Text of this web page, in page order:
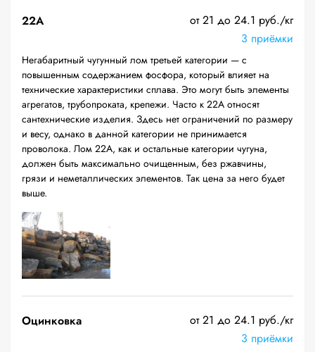
22A
от 21 до 24.1 руб./кг
3 приёмки
Негабаритный чугунный лом третьей категории — с
повышенным содержанием фосфора, который влияет на
технические характеристики сплава. Это могут быть элементы
агрегатов, трубопроката, крепежи. Часто к 22А относят
сантехнические изделия. Здесь нет ограничений по размеру
и весу, однако в данной категории не принимается
проволока. Лом 22А, как и остальные категории чугуна,
должен быть максимально очищенным, без ржавчины,
грязи и неметаллических элементов. Так цена за него будет
выше.
Оцинковка
от 21 до 24.1 руб./кг
3 приёмки